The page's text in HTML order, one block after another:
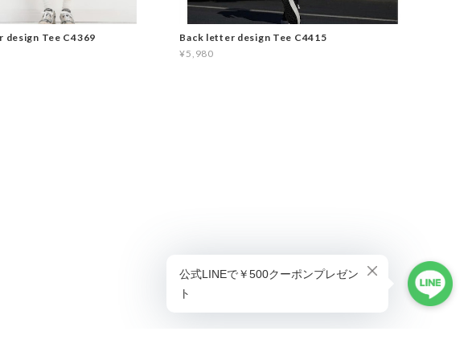
design Tee C4369
Back letter design Tee C4415
¥5,980